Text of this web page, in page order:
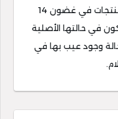
يحق للعميل طلب استبدال للمنتجات في غضون 14
في حالتها الأصلية
وجود عيب بها في